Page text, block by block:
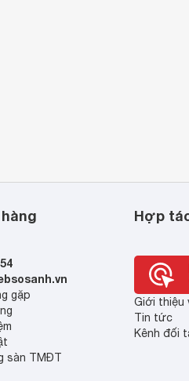
gặp
sàn TMĐT
Hợp
Giới thiệu
Tin tức
Kênh đối